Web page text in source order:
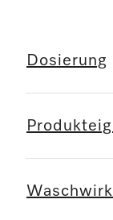
Dosierung